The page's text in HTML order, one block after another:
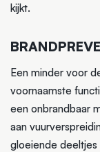
kijkt.
Een minder voor
voornaamste
een onbrandbaar
aan
gloeiende